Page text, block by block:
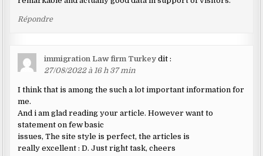
Répondre
immigration Law firm Turkey dit :
27/08/2022 à 16 h 37 min
I think that is among the such a lot important information for
me.
And i am glad reading your article. However want to
statement on few basic
issues, The site style is perfect, the articles is
really excellent : D. Just right task, cheers